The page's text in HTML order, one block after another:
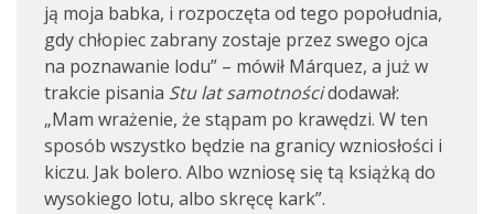
ją moja babka, i rozpoczęta od tego popołudnia,
gdy chłopiec zabrany zostaje przez swego ojca
na poznawanie lodu” – mówił Márquez, a już w
trakcie pisania Stu lat samotnościdodawał:
„Mam wrażenie, że stąpam po krawędzi. W ten
sposób wszystko będzie na granicy wzniosłości i
kiczu. Jak bolero. Albo wzniosę się tą książką do
wysokiego lotu, albo skręcę kark”.